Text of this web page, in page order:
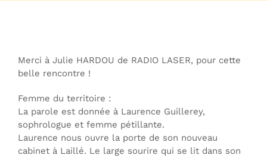
Merci à Julie HARDOU de RADIO LASER, pour cette
belle rencontre !
Femme du territoire :
La parole est donnée à Laurence Guillerey,
sophrologue et femme pétillante.
Laurence nous ouvre la porte de son nouveau
cabinet à Laillé. Le large sourire qui se lit dans son